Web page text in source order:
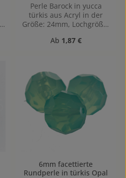
Perle Barock in yucca
türkis aus Acryl in der
Größe: 24mm, Lochgröße:
gebohrt
Regulärer Preis:
Ab 1,87 €
6mm facettierte
Rundperle in türkis Opal